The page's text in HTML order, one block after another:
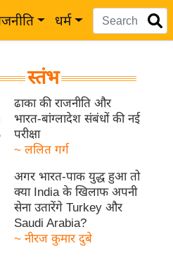
धर्म
स्तंभ
ढाका की राजनीति और
भारत-बांग्लादेश संबंधों की नई
परीक्षा
~ ललित गर्ग
अगर भारत-पाक युद्ध हुआ तो
क्या India के खिलाफ अपनी
सेना उतारेंगे Turkey और
Saudi Arabia?
~ नीरज कुमार दुबे